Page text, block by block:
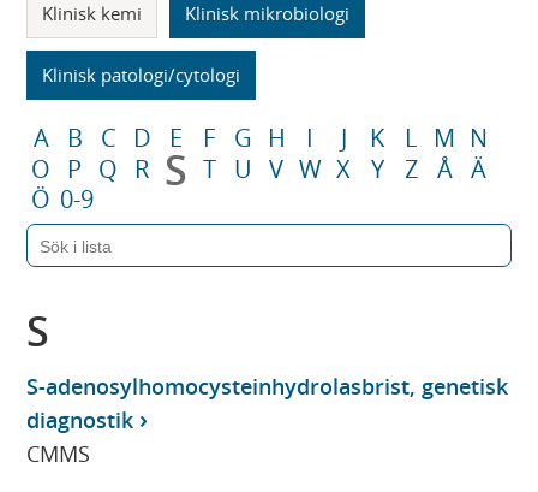
Klinisk kemi Klinisk mikrobiologi
Klinisk patologi/cytologi
A B C D E F G H I J K L M N
O
P Q R S T U V W X Y Z Å Ä
Ö 0-9
S
S-adenosylhomocysteinhydrolasbrist, genetisk
diagnostik
CMMS